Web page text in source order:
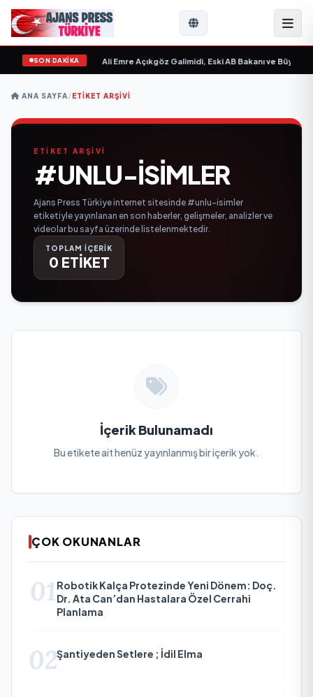
SON DAKİKA
“ yayımlandı Ali Emre Açıkgöz Galimidi, Eski AB Bakanı ve
ANA SAYFA/ETIKET ARŞIVI
ETİKET ARŞİVİ
#UNLU-ISIMLER
Ajans Press Türkiye internet sitesinde #unlu-isimler
etiketiyle yayınlanan en son haberler, gelişmeler, analizler ve
videolar bu sayfa üzerinde listelenmektedir.
TOPLAM İÇERİK
0 ETİKET
İçerik Bulunamadı
Bu etikete ait henüz yayınlanmış bir içerik yok.
ÇOK OKUNANLAR
01 Robotik Kalça Protezinde Yeni Dönem: Doç.
Dr. Ata Can’dan Hastalara Özel Cerrahi
Planlama
02Şantiyeden Setlere ; İdil Elma